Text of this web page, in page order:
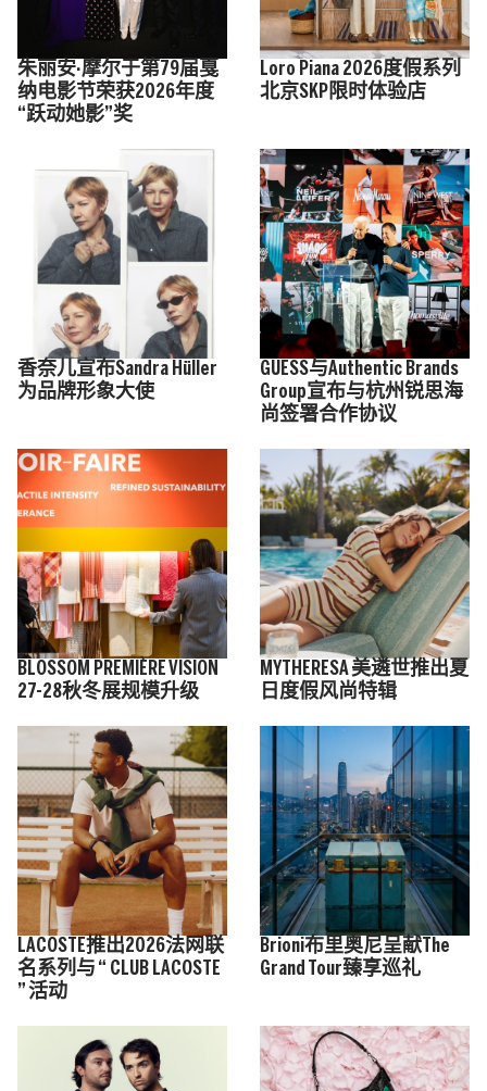
朱丽安·摩尔于第79届戛
纳电影节荣获2026年度
“跃动她影”奖
Loro Piana 2026度假系列
北京SKP限时体验店
香奈儿宣布Sandra Hüller
为品牌形象大使
GUESS与Authentic Brands
Group宣布与杭州锐思海
尚签署合作协议
BLOSSOM PREMIÈRE VISION
27-28秋冬展规模升级
MYTHERESA 美遴世推出夏
日度假风尚特辑
LACOSTE推出2026法网联
名系列与 “ CLUB LACOSTE
” 活动
Brioni布里奥尼呈献The
Grand Tour臻享巡礼